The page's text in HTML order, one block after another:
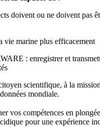
doivent ou ne doivent pas
vie marine plus efficacement
: enregistrer et
scientifique, à la
mondiale.
vos compétences en
pour une expérience